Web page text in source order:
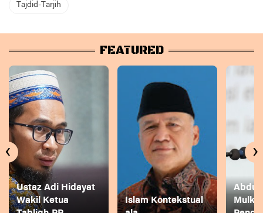
Tajdid-Tarjih
FEATURED
Ustaz Adi Hidayat
Wakil Ketua
Islam Kontekstual
Abdul
‹ ›